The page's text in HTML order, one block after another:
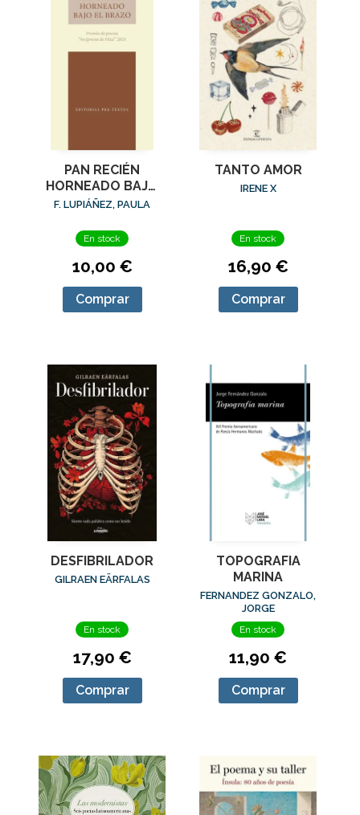
PAN RECIÉN
HORNEADO BAJO
EL BRAZO
F. LUPIÁÑEZ, PAULA
En stock
10,00 €
Comprar
TANTO AMOR
IRENE X
En stock
16,90 €
Comprar
DESFIBRILADOR
GILRAEN EÄRFALAS
En stock
17,90 €
Comprar
TOPOGRAFIA
MARINA
FERNANDEZ GONZALO,
JORGE
En stock
11,90 €
Comprar